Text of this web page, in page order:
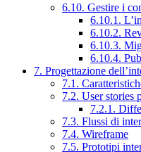
6.10. Gestire i
6.10.1.
6.10.2.
6.10.3.
6.10.4.
7. Progettazione
7.1.
7.2. User stories
7.2.1.
7.3. Flussi di
7.4. Wireframe
7.5. Prototipi